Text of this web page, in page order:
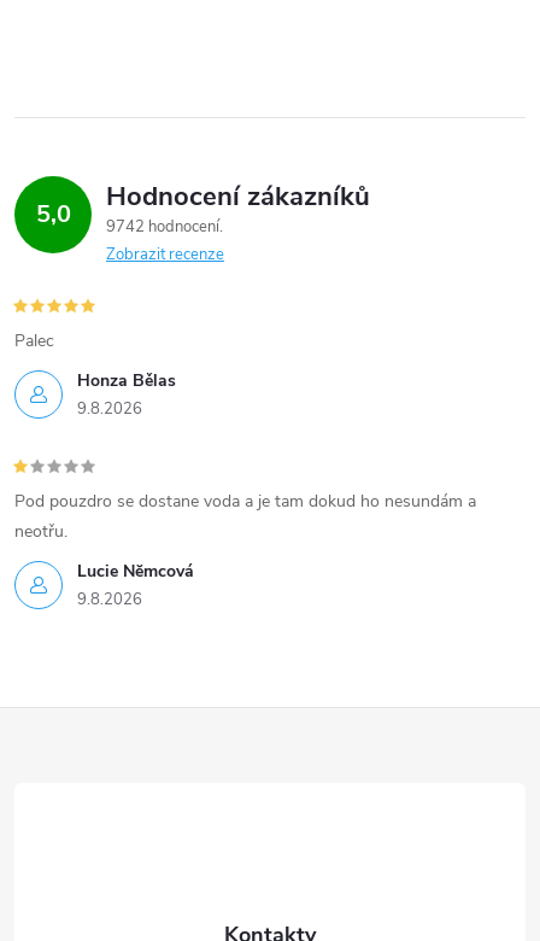
5,0 Hodnocení zákazníků
9742 hodnocení
Zobrazit recenze
Honza Bělas
9.8.2026
Palec
Lucie Nĕmcová
9.8.2026
Pod pouzdro se dostane voda a je tam dokud ho nesundám a
neotřu.